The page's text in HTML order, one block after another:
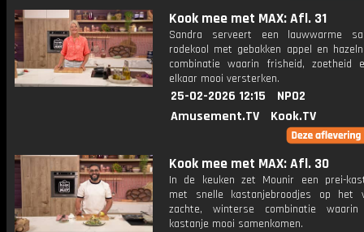
Kook mee met MAX: Afl. 31
Sandra serveert een lauwwarme
rodekool met gebakken appel en
combinatie waarin frisheid, zoetheid
elkaar mooi versterken.
25-02-2026 12:15
NPO2
Amusement.TV
Kook.TV
Kook mee met MAX: Afl. 30
In de keuken zet Mounir een prei-
met snelle kastanjebroodjes op het
zachte, winterse combinatie
kastanje mooi samenkomen.